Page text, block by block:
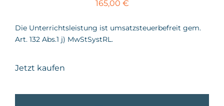
165,00 €
Die Unterrichtsleistung ist umsatzsteuerbefreit gem.
Art. 132 Abs.1 j) MwStSystRL.
Jetzt kaufen